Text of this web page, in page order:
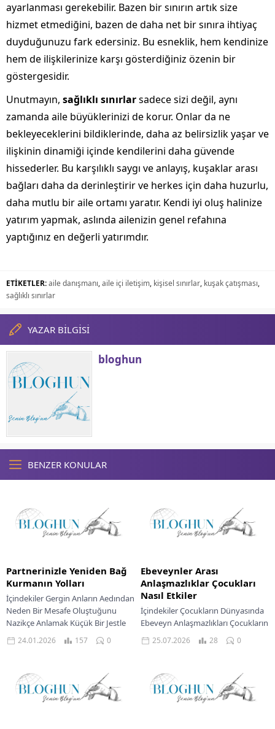
ayarlanması gerekebilir. Bazen bir sınırın artık size
hizmet etmediğini, bazen de daha net bir sınıra ihtiyaç
duyduğunuzu fark edersiniz. Bu esneklik, hem kendinize
hem de ilişkilerinize karşı gösterdiğiniz özenin bir
göstergesidir.
Unutmayın, sağlıklı sınırlarsadece sizi değil, aynı
zamanda aile büyüklerinizi de korur. Onlar da ne
bekleyeceklerini bildiklerinde, daha az belirsizlik yaşar ve
ilişkinin dinamiği içinde kendilerini daha güvende
hissederler. Bu karşılıklı saygı ve anlayış, kuşaklar arası
bağları daha da derinleştirir ve herkes için daha huzurlu,
daha mutlu bir aile ortamı yaratır. Kendi iyi oluş halinize
yatırım yapmak, aslında ailenizin genel refahına
yaptığınız en değerli yatırımdır.
ETİKETLER:aile danışmanı,aile içi iletişim, kişisel sınırlar, kuşak çatışması,
sağlıklı sınırlar
YAZAR BİLGİSİ
bloghun
BENZER KONULAR
Partnerinizle Yeniden Bağ
Kurmanın Yolları
İçindekiler Gergin Anların Aedından
Neden Bir Mesafe Oluştuğunu
Nazikçe Anlamak Küçük Bir Jestle
Başlamak: Göz Teması, Nazik Bir
Dokunuş veya...
24.01.2026 157 0
Ebeveynler Arası
Anlaşmazlıklar Çocukları
Nasıl Etkiler
İçindekiler Çocukların Dünyasında
Ebeveyn Anlaşmazlıkları Çocukların
Gelişimine Olumsuz Etkileri
Ebeveynlerin Çatışmaları Yönetme
Bir Ortam Yaratmak Çocukları...
25.07.2026 28 0